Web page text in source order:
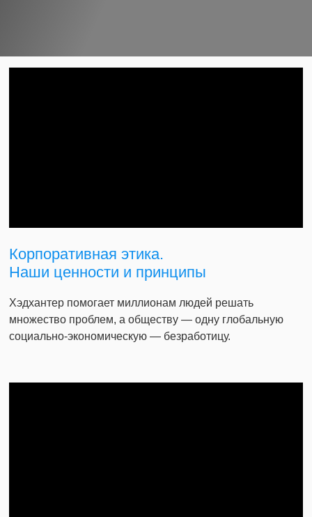
Корпоративная этика.
Наши ценности и принципы
Хэдхантер помогает миллионам людей решать
множество проблем, а обществу — одну глобальную
социально-экономическую — безработицу.